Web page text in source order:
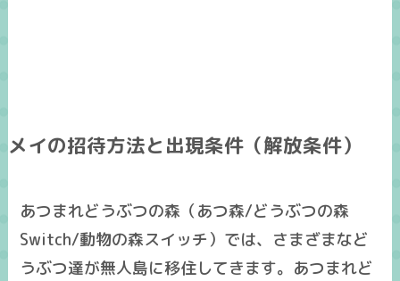
メイの招待方法と出現条件（解放条件）
あつまれどうぶつの森（あつ森/どうぶつの森
Switch/動物の森スイッチ）では、さまざまなど
うぶつ達が無人島に移住してきます。あつまれど